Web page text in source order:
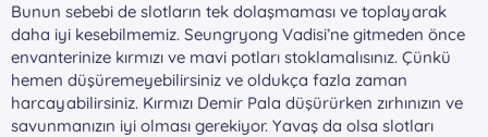
Bunun sebebi de slotların tek dolaşmaması ve toplayarak
daha iyi kesebilmemiz. Seungryong Vadisi’ne gitmeden önce
envanterinize kırmızı ve mavi potları stoklamalısınız. Çünkü
hemen düşüremeyebilirsiniz ve oldukça fazla zaman
harcayabilirsiniz. Kırmızı Demir Pala düşürürken zırhınızın ve
savunmanızın iyi olması gerekiyor. Yavaş da olsa slotları